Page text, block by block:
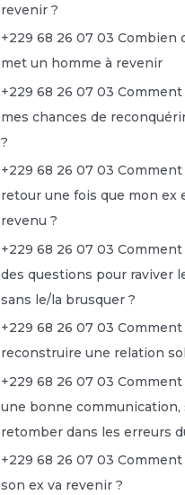
revenir ?
+229 68 26 07 03 Combien
met un homme à revenir
+229 68 26 07 03
mes chances de
?
+229 68 26 07 03
retour une fois que mon ex
revenu ?
+229 68 26 07 03
des questions pour raviver
sans le/la brusquer ?
+229 68 26 07 03 Comment
reconstruire une relation
+229 68 26 07 03
une bonne communication,
retomber dans les erreurs
+229 68 26 07 03 Comment
son ex va revenir ?